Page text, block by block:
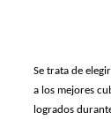
Se trata de
a los mejores
logrados